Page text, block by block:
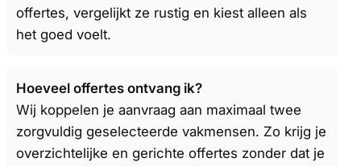
offertes, vergelijkt ze rustig en kiest alleen als
het goed voelt.
Hoeveel offertes ontvang ik?
Wij koppelen je aanvraag aan maximaal twee
zorgvuldig geselecteerde vakmensen. Zo krijg je
overzichtelijke en gerichte offertes zonder dat je